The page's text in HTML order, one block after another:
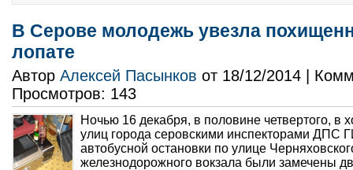
В Серове молодежь увезла
лопате
Автор Алексей Пасынков от 18/12/2014 |
Просмотров: 143
Ночью 16 декабря, в половине четвертого, в
улиц города серовскими инспекторами ДПС
автобусной остановки по улице
железнодорожного вокзала были замечены